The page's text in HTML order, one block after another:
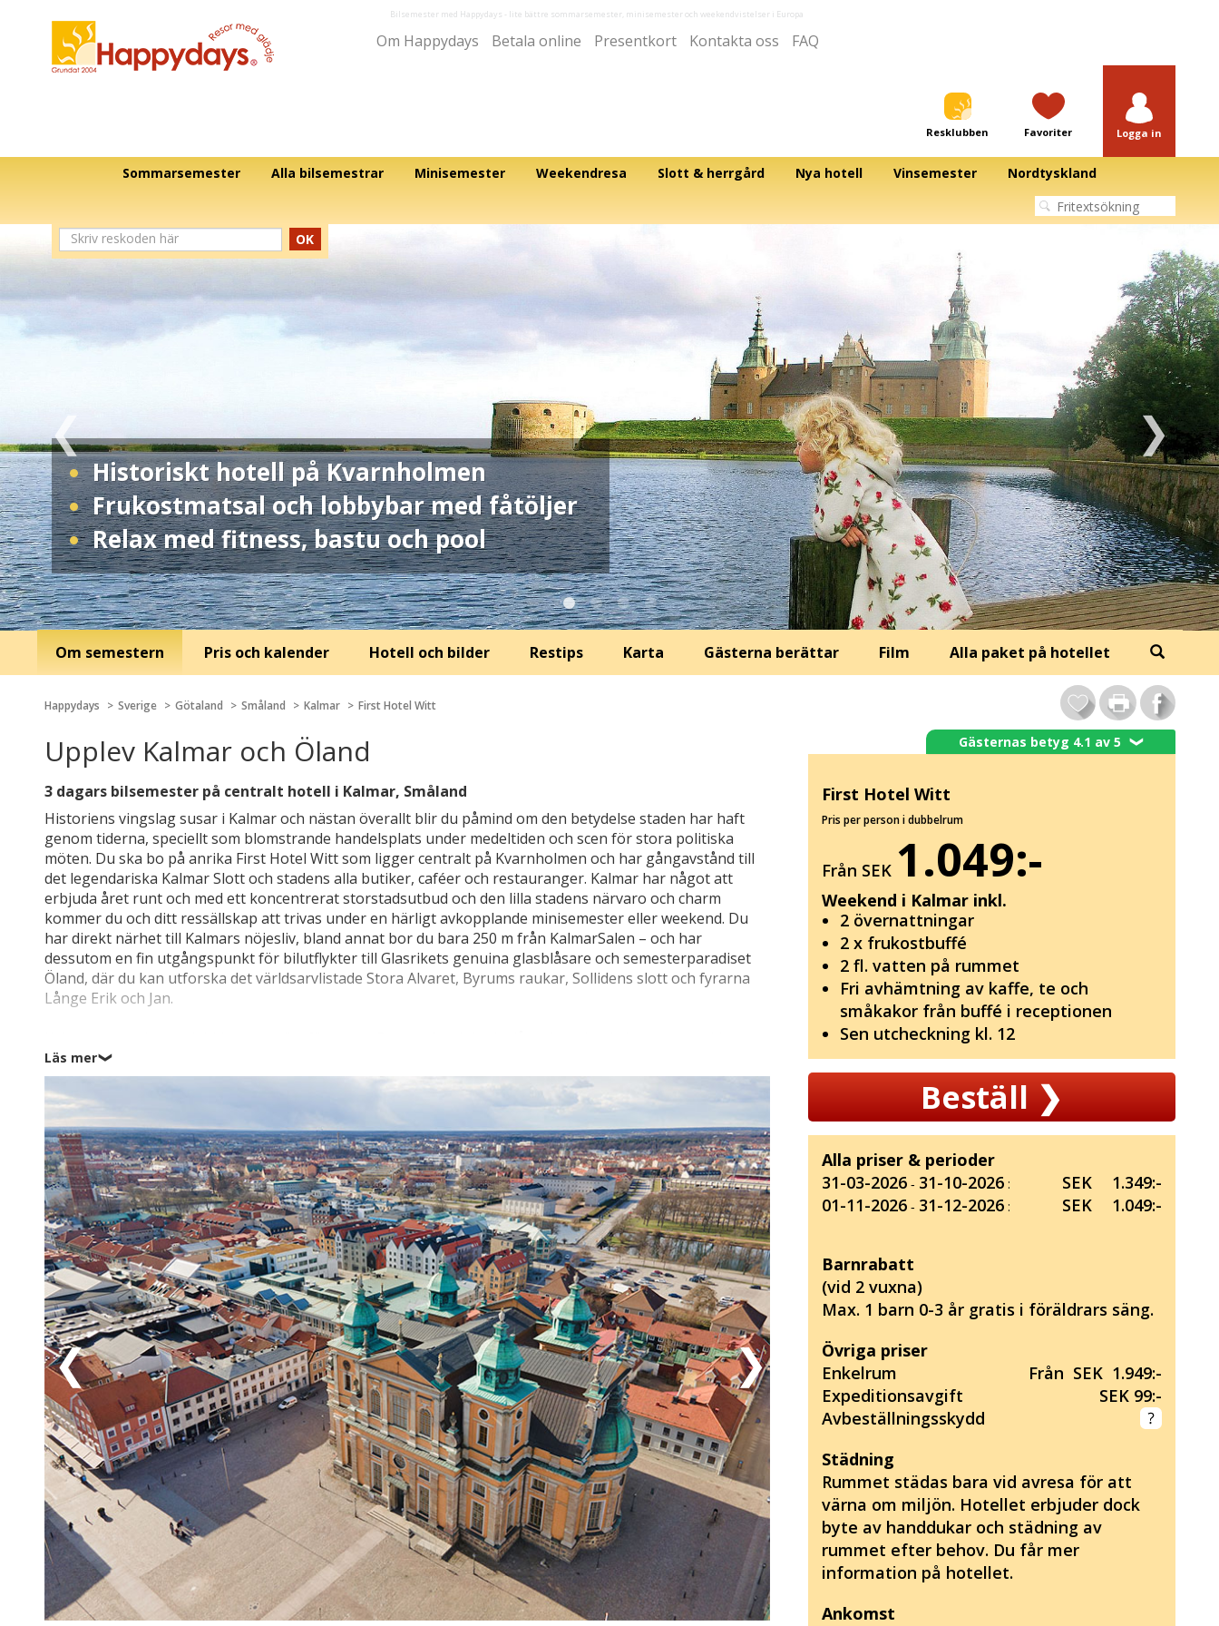
Bilsemester med Happydays - lite bättre sommarsemester, minisemester och weekendvistelser i Europa
Om Happydays Betala online Presentkort Kontakta oss FAQ
Resklubben Favoriter Logga in
Sommarsemester Alla bilsemestrar Minisemester Weekendresa Slott & herrgård Nya hotell Vinsemester Nordtyskland
OK
Historiskt hotell på Kvarnholmen
Frukostmatsal och lobbybar med fåtöljer
Relax med fitness, bastu och pool
Om semestern Pris och kalender Hotell och bilder Restips Karta Gästerna berättar Film Alla paket på hotellet
Happydays Sverige Götaland Småland Kalmar First Hotel Witt
Upplev Kalmar och Öland
3 dagars bilsemester på centralt hotell i Kalmar, Småland
Historiens vingslag susar i Kalmar och nästan överallt blir du påmind om den betydelse staden har haft
genom tiderna, speciellt som blomstrande handelsplats under medeltiden och scen för stora politiska
möten. Du ska bo på anrika First Hotel Witt som ligger centralt på Kvarnholmen och har gångavstånd till
det legendariska Kalmar Slott och stadens alla butiker, caféer och restauranger. Kalmar har något att
erbjuda året runt och med ett koncentrerat storstadsutbud och den lilla stadens närvaro och charm
kommer du och ditt ressällskap att trivas under en härligt avkopplande minisemester eller weekend. Du
har direkt närhet till Kalmars nöjesliv, bland annat bor du bara 250 m från KalmarSalen – och har
dessutom en fin utgångspunkt för bilutflykter till Glasrikets genuina glasblåsare och semesterparadiset
Öland, där du kan utforska det världsarvlistade Stora Alvaret, Byrums raukar, Sollidens slott och fyrarna
Långe Erik och Jan.
krävde ett samarbete. Det var på Kalmar Slott (1,5 km) som bildandet av den mäktiga Kalmarunionen ägde
rum 1397, en union mellan de nordiska kungarikena som varade ända fram till 1523. Märk själv
stämningen på platsen och låt dina fotsteg runga mellan de metertjocka väggarna när du kliver in genom
valvet till Kalmar Slotts borggård och mätta din kunskapstörst genom att ta del av de spännande
utställningarna på slottet. Promenera sedan vidare genom den vackra stadsparken vid slottet och njut av
de sköna panoramavyerna över slottet och Kalmarsund. Från den här oasen kan du gå vidare till den
pittoreska Gamla stan, där kullerstensgränder och välbevarade trähus från 1600- och 1700-talet lockar till
många pauser, och du kan spana in finurliga byggnadsdetaljer och idylliska trädgårdar.
Aktivitetsmöjligheterna i Kalmar är stora året runt och det kan rekommenderas att vandra eller cykla längs
Kalmarsundsleden, en lättframkomlig och vacker led på över 100 km som du kan ansluta till från
Kvarnholmen. Missa heller inte Kalmar läns museum (300 m) där du hittar de fasta utställningarna om
kalmarfödda Jenny Nyström, känd för sina älskade julkort, och Regalskeppet Kronan – ett av
stormaktstidens viktigaste skepp. Regalskeppet Kronan sjönk utanför Ölands kust 1676 och återfanns
först 1980, och idag har över 30.000 föremål bärgats och restaurerats, bland annat två guldmyntskatter
och drygt fyrtio bronskanoner, på museet kan du dyka in i historien och uppleva skeppets dramatiska
historia på nära håll. I Kalmar har du alla ingredienser för en oförglömlig weekend eller minisemester.
Läs mer❯
Gästernas betyg 4.1 av 5❯
First Hotel Witt
Pris per person i dubbelrum
Från SEK 1.049:-
Weekend i Kalmar inkl.
2 övernattningar
2 x frukostbuffé
2 fl. vatten på rummet
Fri avhämtning av kaffe, te och
småkakor från buffé i receptionen
Sen utcheckning kl. 12
Beställ❯
Alla priser & perioder
31-03-2026‐ 31-10-2026: SEK
1.349:-
01-11-2026‐ 31-12-2026: SEK 1.049:-
Barnrabatt
(vid 2 vuxna)
Max. 1 barn 0-3 år gratis i föräldrars säng.
Övriga priser
Enkelrum
Från SEK 1.949:-
Expeditionsavgift
SEK 99:-
Avbeställningsskydd
Städning
Rummet städas bara vid avresa för att
värna om miljön. Hotellet erbjuder dock
byte av handdukar och städning av
rummet efter behov. Du får mer
information på hotellet.
Ankomst